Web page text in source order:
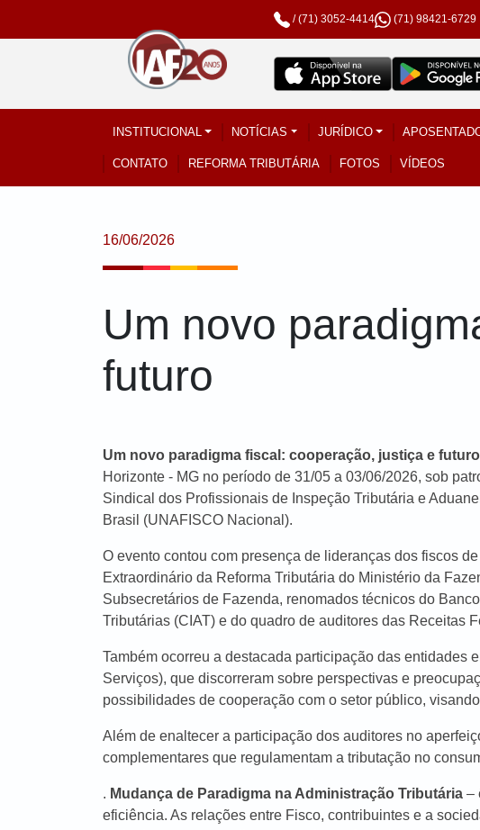
/(71) 3052-4414 (71) 98421-6729
INSTITUCIONAL NOTÍCIAS JURÍDICO
CONTATO REFORMA TRIBUTÁRIA FOTOS VÍDEOS
16/06/2026
Um novo
futuro
Um novo paradigma fiscal: cooperação, justiça e
Horizonte - MG no período de 31/05 a 03/06/2026, sob
Sindical dos Profissionais de Inspeção Tributária e
Brasil (UNAFISCO Nacional).
O evento contou com presença de lideranças dos fiscos
Extraordinário da Reforma Tributária do Ministério da
Subsecretários de Fazenda, renomados técnicos do
Tributárias (CIAT) e do quadro de auditores das Receitas
Também ocorreu a destacada participação das entidades
Serviços), que discorreram sobre perspectivas e
possibilidades de cooperação com o setor público,
Além de enaltecer a participação dos auditores no
complementares que regulamentam a tributação no
. Mudança de Paradigma na Administração Tributária –
eficiência. As relações entre Fisco, contribuintes e a